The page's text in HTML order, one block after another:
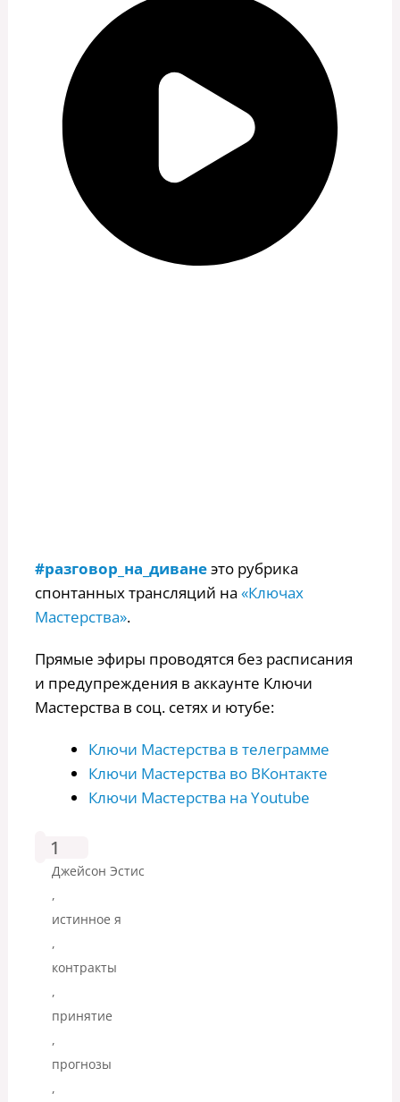
#разговор_на_диванеэто рубрика
спонтанных трансляций на «Ключах
Мастерства».
Прямые эфиры проводятся без расписания
и предупреждения в аккаунте Ключи
Мастерства в соц. сетях и ютубе:
Ключи Мастерства в телеграмме
Ключи Мастерства во ВКонтакте
Ключи Мастерства на Youtube
Джейсон Эстис
,
истинное я
,
контракты
,
принятие
,
прогнозы
,
1